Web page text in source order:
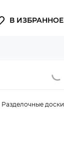
Разделочные доски